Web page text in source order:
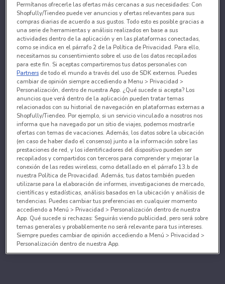
Permítanos ofrecerle las ofertas más cercanas a sus necesidades: Con
Shopfully/Tiendeo puede ver anuncios y ofertas relevantes para sus
compras diarias de acuerdo a sus gustos. Todo esto es posible gracias a
una serie de herramientas y análisis realizados en base a sus
actividades dentro de la aplicación y en las plataformas conectadas,
como se indica en el párrafo 2 de la Política de Privacidad. Para ello,
necesitamos su consentimiento sobre el uso de los datos recopilados
para este fin. Si aceptas compartiremos tus datos personales con
Partners de todo el mundo a través del uso de SDK externos. Puedes
cambiar de opinión siempre accediendo a Menu > Privacidad >
Personalización, dentro de nuestra App. ¿Qué sucede si acepta? Los
anuncios que verá dentro de la aplicación pueden tratar temas
relacionados con su historial de navegación en plataformas externas a
Shopfully/Tiendeo. Por ejemplo, si un servicio vinculado a nosotros nos
informa que ha navegado por un sitio de viajes, podemos mostrarle
ofertas con temas de vacaciones. Además, los datos sobre la ubicación
(en caso de haber dado el consenso) junto a la información sobre las
prestaciones de red, y los identificadores del dispositivo pueden ser
recopilados y compartidos con terceros para comprender y mejorar la
conexión de las redes wireless, como detallado en el párrafo 13.b de
nuestra Política de Provacidad. Además, tus datos también pueden
utilizarse para la elaboración de informes, investigaciones de mercado,
científicas y estadísticas, análisis basados en la ubicación y análisis de
tendencias. Puedes cambiar tus preferencias en cualquier momento
accediendo a Menú > Privacidad > Personalización dentro de nuestra
App. Qué sucede si rechazas: Seguirás viendo publicidad, pero será sobre
temas generales y probablemente no será relevante para tus intereses.
Siempre puedes cambiar de opinión accediendo a Menú > Privacidad >
Personalización dentro de nuestra App.